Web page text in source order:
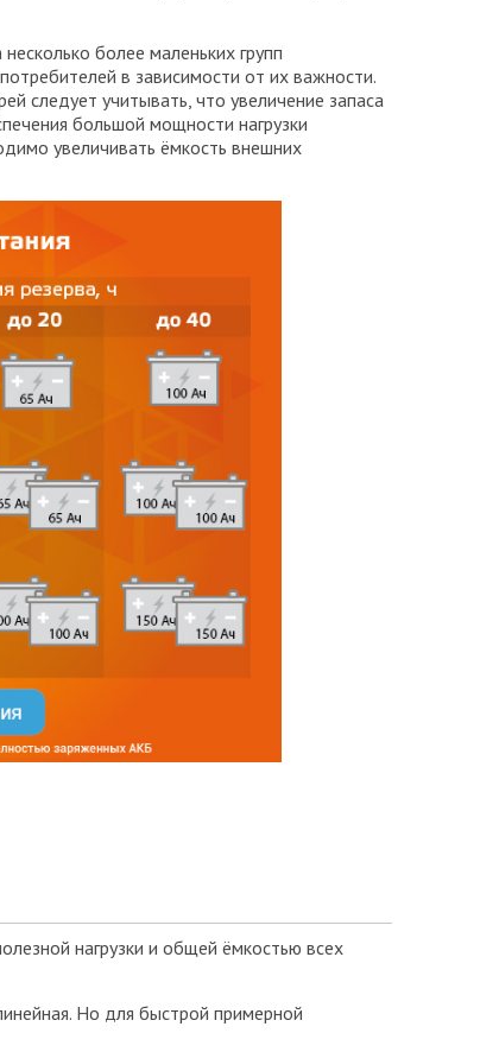
более маленьких групп
в зависимости от их важности.
следует учитывать, что увеличение запаса
большой мощности нагрузки
увеличивать ёмкость внешних
нагрузки и общей ёмкостью всех
Но для быстрой примерной